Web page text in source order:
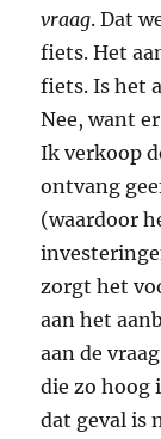
vraag. Dat
fiets. Het
fiets. Is het
Nee, want
Ik verkoop
ontvang
(waardoor
zorgt het
aan het
aan de
die zo hoog
dat geval is